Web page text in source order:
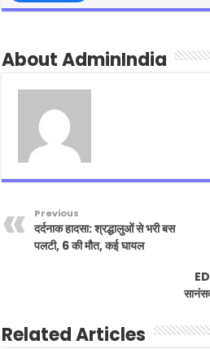
About AdminIndia
Previous
दर्दनाक हादसा: श्रद्धालुओं से भरी बस
पलटी, 6 की मौत, कई घायल
Related Articles